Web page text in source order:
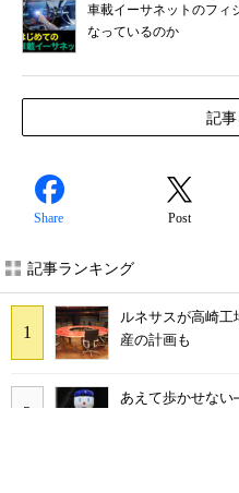
車載イーサネットのフィ
なっているのか
記
Share Post
記事ランキング
ルネサスが高崎工
産の計画も
あえて歩かせな